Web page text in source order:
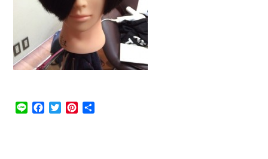
Line Facebook
TwitterPinterest